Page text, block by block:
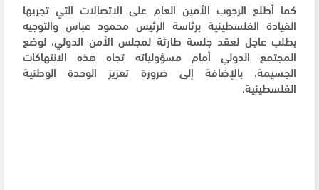
كما أطلع الرجوب الأمين العام على الاتصالات التي تجريها
القيادة الفلسطينية برئاسة الرئيس محمود عباس والتوجيه
بطلب عاجل لعقد جلسة طارئة لمجلس الأمن الدولي، لوضع
المجتمع الدولي أمام مسؤولياته تجاه هذه الانتهاكات
الجسيمة، بالإضافة إلى ضرورة تعزيز الوحدة الوطنية
الفلسطينية.